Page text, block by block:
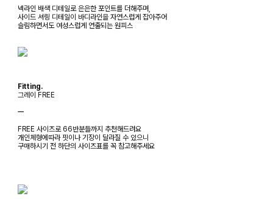
넥라인 배색 디테일로 은은한 포인트를 더해주며,
사이드 셔링 디테일이 바디라인을 자연스럽게 잡아주어
슬림하면서도 여성스럽게 연출되는 원피스
Fitting.
그레이 FREE
ㅡ
FREE 사이즈로 66반분들까지 추천해드려요
개인체형에따라 핏이나 기장이 달라질 수 있으니
구매하시기 전 하단의 사이즈표를 꼭 참고해주세요